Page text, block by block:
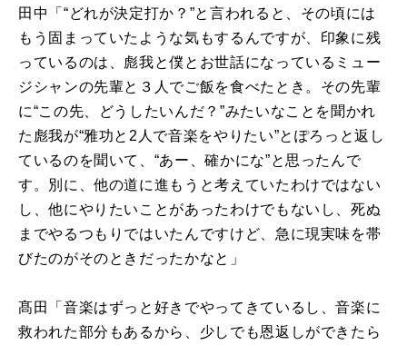
田中「“どれが決定打か？”と言われると、その頃には
もう固まっていたような気もするんですが、印象に残
っているのは、彪我と僕とお世話になっているミュー
ジシャンの先輩と３人でご飯を食べたとき。その先輩
に“この先、どうしたいんだ？”みたいなことを聞かれ
た彪我が“雅功と 2 人で音楽をやりたい”とぽろっと返し
ているのを聞いて、“あー、確かにな”と思ったんで
す。別に、他の道に進もうと考えていたわけではない
し、他にやりたいことがあったわけでもないし、死ぬ
までやるつもりではいたんですけど、急に現実味を帯
びたのがそのときだったかなと」
髙田「音楽はずっと好きでやってきているし、音楽に
救われた部分もあるから、少しでも恩返しができたら